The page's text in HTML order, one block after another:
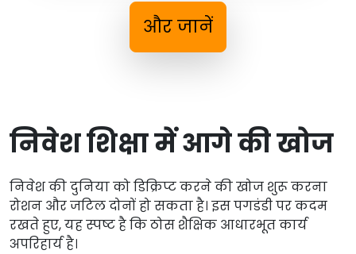
और जानें
निवेश शिक्षा में आगे की खोज
निवेश की दुनिया को डिक्रिप्ट करने की खोज शुरू करना
रोशन और जटिल दोनों हो सकता है। इस पगडंडी पर कदम
रखते हुए, यह स्पष्ट है कि ठोस शैक्षिक आधारभूत कार्य
अपरिहार्य है।